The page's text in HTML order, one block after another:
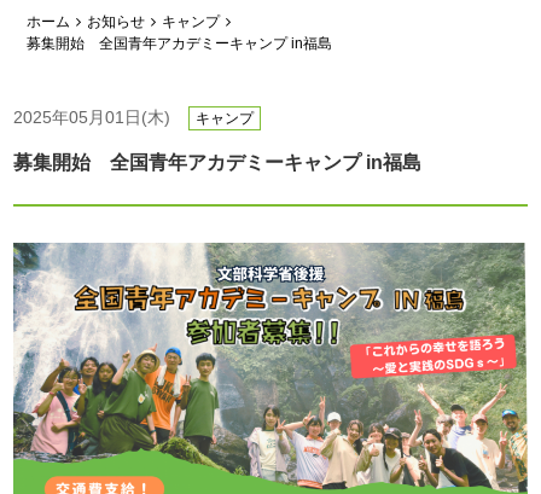
ホーム お知らせ
キャンプ
募集開始 全国青年アカデミーキャンプ in福島
2025年05月01日(木) キャンプ
募集開始 全国青年アカデミーキャンプ in福島